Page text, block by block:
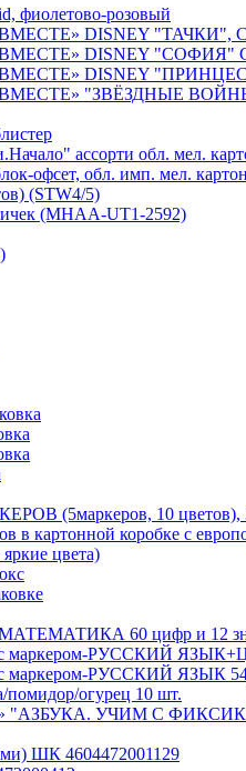
фиолетово-розовый
DISNEY "ТАЧКИ",
DISNEY "СОФИЯ"
DISNEY
"ЗВЁЗДНЫЕ
ассорти обл. мел.
офсет, обл. имп. мел. картон
(STW4/5)
(MHAA-UT1-2592)
(5маркеров, 10 цветов),
картонной коробке с
цвета)
МАТЕМАТИКА 60 цифр и 12
с маркером-РУССКИЙ
с маркером-РУССКИЙ ЯЗЫК
огурец 10 шт.
УЧИМ С
ШК 4604472001129